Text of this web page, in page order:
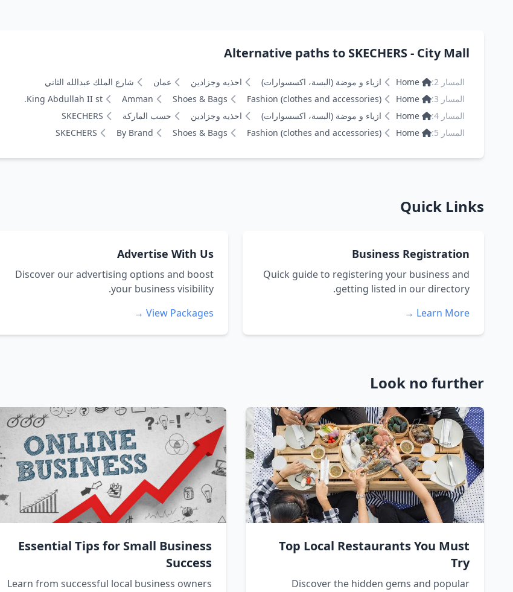
Alternative paths to SKECHERS - City Mall
المسار 2: Home ازياء و موضة (البسة، اكسسوارات) احذيه وجزادين عمان
شارع الملك عبدالله الثاني
المسار 3:
Home
Fashion (clothes and accessories)
Shoes & Bags
Amman
King Abdullah II st.
المسار 4:
Home ازياء و موضة (البسة، اكسسوارات) احذيه وجزادين حسب الماركة
SKECHERS
المسار 5:
Home
Fashion (clothes and accessories)
Shoes & Bags
By Brand
SKECHERS
Quick Links
Business Registration
Quick guide to registering your business and
getting listed in our directory.
Learn More →
Advertise With Us
Discover our advertising options and boost
your business visibility.
View Packages →
Look no further
Top Local Restaurants You Must
Try
Discover the hidden gems and popular
Essential Tips for Small Business
Success
Learn from successful local business owners